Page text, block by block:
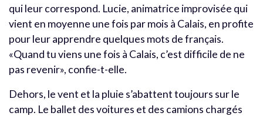
qui leur correspond. Lucie, animatrice improvisée qui
vient en moyenne une fois par mois à Calais, en profite
pour leur apprendre quelques mots de français.
«Quand tu viens une fois à Calais, c’est difficile de ne
pas revenir», confie-t-elle.
Dehors, le vent et la pluie s’abattent toujours sur le
camp. Le ballet des voitures et des camions chargés